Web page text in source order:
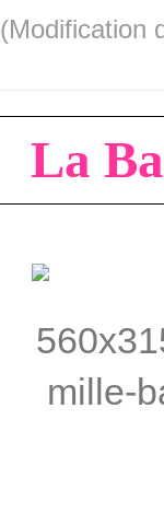
(Modification
La